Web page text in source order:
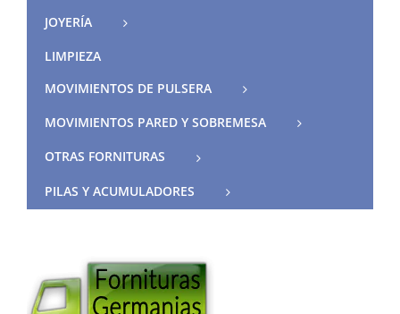
JOYERÍA
LIMPIEZA
MOVIMIENTOS DE PULSERA
MOVIMIENTOS PARED Y SOBREMESA
OTRAS FORNITURAS
PILAS Y ACUMULADORES